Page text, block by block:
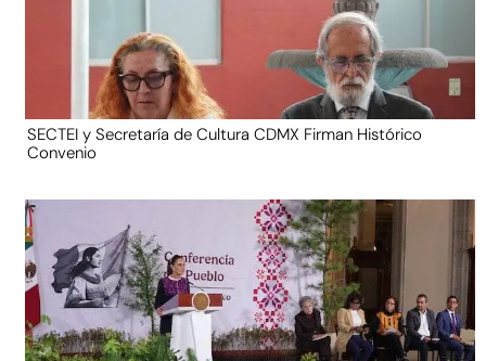
SECTEI y Secretaría de Cultura CDMX Firman Histórico
Convenio